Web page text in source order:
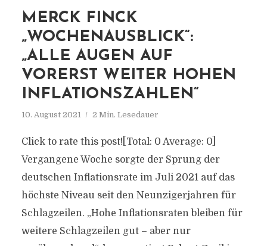
MERCK FINCK
„WOCHENAUSBLICK“:
„ALLE AUGEN AUF
VORERST WEITER HOHEN
INFLATIONSZAHLEN“
10. August 2021 2 Min. Lesedauer
Click to rate this post![Total: 0 Average: 0]
Vergangene Woche sorgte der Sprung der
deutschen Inflationsrate im Juli 2021 auf das
höchste Niveau seit den Neunzigerjahren für
Schlagzeilen. „Hohe Inflationsraten bleiben für
weitere Schlagzeilen gut – aber nur